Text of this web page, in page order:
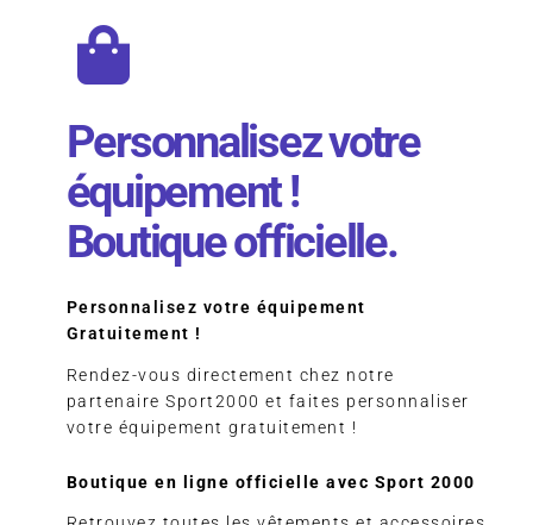
Personnalisez votre
équipement !
Boutique officielle.
Personnalisez votre équipement
Gratuitement !
Rendez-vous directement chez notre
partenaire Sport2000 et faites personnaliser
votre équipement gratuitement !
Boutique en ligne officielle avec Sport 2000